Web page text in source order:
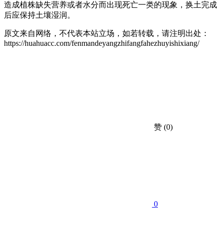
造成植株缺失营养或者水分而出现死亡一类的现象，换土完成
后应保持土壤湿润。
原文来自网络，不代表本站立场，如若转载，请注明出处：
https://huahuacc.com/fenmandeyangzhifangfahezhuyishixiang/
赞 (0)
0